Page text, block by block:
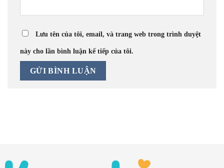
Lưu tên của tôi, email, và trang web trong trình duyệt
này cho lần bình luận kế tiếp của tôi.